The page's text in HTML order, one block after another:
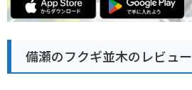
備瀬のフクギ並木のレビュー